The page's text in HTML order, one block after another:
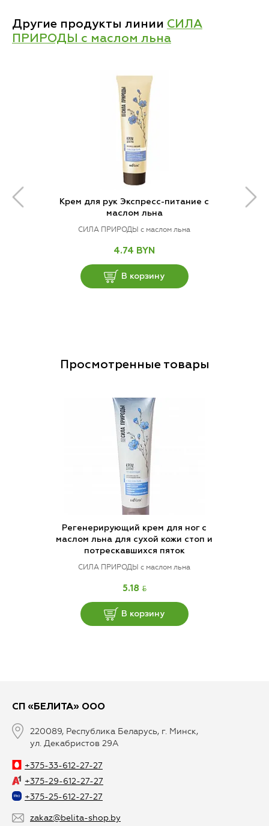
Другие продукты линии СИЛА
ПРИРОДЫ с маслом льна
Крем для рук Экспресс-питание с
маслом льна
СИЛА ПРИРОДЫ с маслом льна
4.74 BYN
В корзину
Просмотренные товары
Регенерирующий крем для ног с
маслом льна для сухой кожи стоп и
потрескавшихся пяток
СИЛА ПРИРОДЫ с маслом льна
5.18 BYN
В корзину
СП «БЕЛИТА» ООО
220089, Республика Беларусь, г. Минск,
ул. Декабристов 29А
+375-33-612-27-27
+375-29-612-27-27
+375-25-612-27-27
zakaz@belita-shop.by